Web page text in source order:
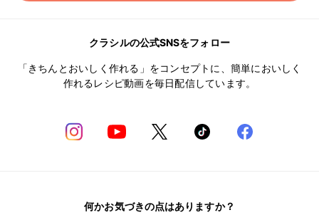
クラシルの公式SNSをフォロー
「きちんとおいしく作れる」をコンセプトに、簡単においしく
作れるレシピ動画を毎日配信しています。
何かお気づきの点はありますか？